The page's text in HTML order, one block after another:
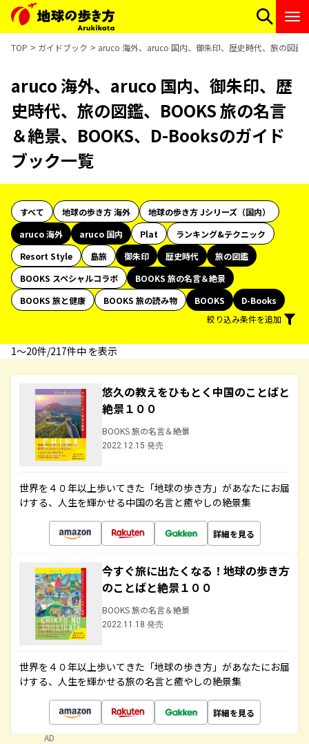
TOP ガイドブック aruco 海外、aruco 国内、御朱印、歴史時代、旅の図鑑
aruco 海外、aruco 国内、御朱印、歴
史時代、旅の図鑑、BOOKS 旅の名言
＆絶景、BOOKS、D-Booksのガイド
ブック一覧
すべて 地球の歩き方 海外
地球の歩き方 Jシリーズ（国内）
aruco 海外
aruco 国内 Plat
ランキング&テクニック
Resort Style
島旅 御朱印 歴史時代
旅の図鑑
BOOKS スペシャルコラボ
BOOKS 旅の名言＆絶景
BOOKS 旅と健康
BOOKS 旅の読み物 BOOKS
D-Books
絞り込み条件を追加
1〜20件/217件中 を表示
悠久の教えをひもとく中国のことばと
絶景１００
BOOKS 旅の名言＆絶景
2022.12.15 発売
世界を４０年以上歩いてきた「地球の歩き方」があなたにお届
けする、人生を輝かせる中国の名言と癒やしの絶景集
詳細を見る
今すぐ旅に出たくなる！地球の歩き方
のことばと絶景１００
BOOKS 旅の名言＆絶景
2022.11.18 発売
世界を４０年以上歩いてきた「地球の歩き方」があなたにお届
けする、人生を輝かせる旅の名言と癒やしの絶景集
詳細を見る
AD